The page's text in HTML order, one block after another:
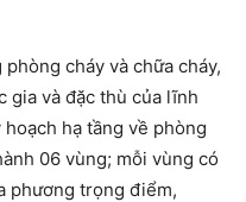
cháy và chữa cháy,
gia và đặc thù của lĩnh
hạ tầng về phòng
06 vùng; mỗi vùng có
phương trọng điểm,